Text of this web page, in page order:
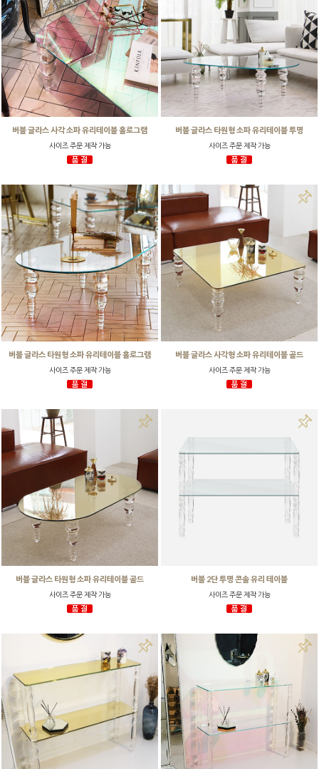
버블 글라스 사각 소파 유리테이블 홀로그램
사이즈 주문 제작 가능
버블 글라스 타원형 소파 유리테이블 투명
사이즈 주문 제작 가능
버블 글라스 타원형 소파 유리테이블 홀로그램
사이즈 주문 제작 가능
버블 글라스 사각형 소파 유리테이블 골드
사이즈 주문 제작 가능
버블 글라스 타원형 소파 유리테이블 골드
사이즈 주문 제작 가능
버블 2단 투명 콘솔 유리 테이블
사이즈 주문 제작 가능